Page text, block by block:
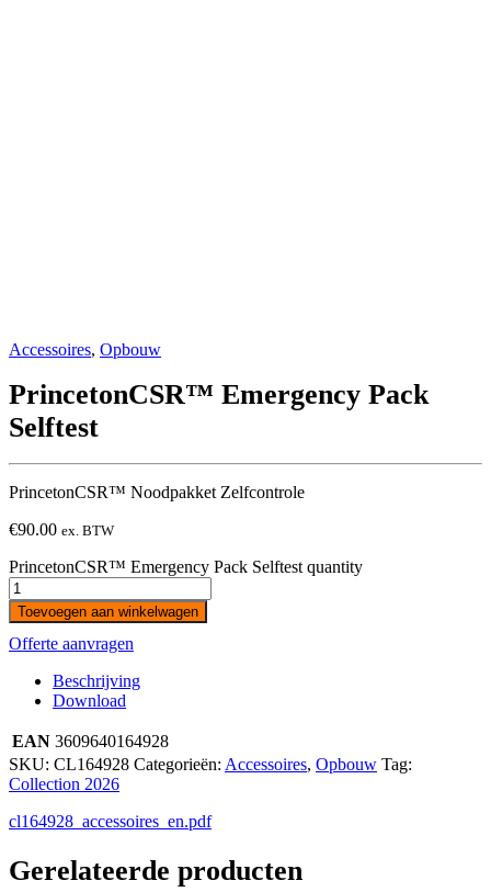
Accessoires, Opbouw
PrincetonCSR™ Emergency Pack
Selftest
PrincetonCSR™ Noodpakket Zelfcontrole
€90.00 ex. BTW
PrincetonCSR™ Emergency Pack Selftest quantity
Toevoegen aan winkelwagen
Offerte aanvragen
Beschrijving
Download
EAN 3609640164928
SKU: CL164928 Categorieën: Accessoires, Opbouw Tag:
Collection 2026
cl164928_accessoires_en.pdf
Gerelateerde producten